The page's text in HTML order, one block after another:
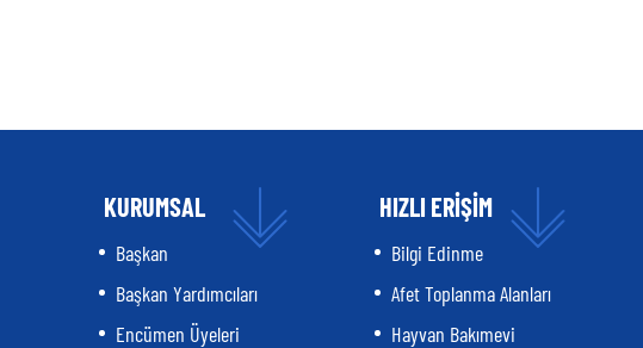
KURUMSAL
Başkan
Başkan Yardımcıları
Encümen Üyeleri
HIZLI ERİŞİM
Bilgi Edinme
Afet Toplanma Alanları
Hayvan Bakımevi